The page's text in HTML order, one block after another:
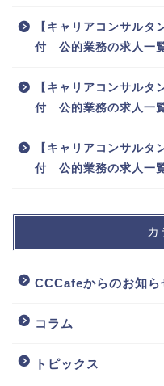
【キャリアコンサルタ
付 公的業務の求人一
【キャリアコンサルタ
付 公的業務の求人一
【キャリアコンサルタ
付 公的業務の求人一
CCCafeからのお知ら
コラム
トピックス